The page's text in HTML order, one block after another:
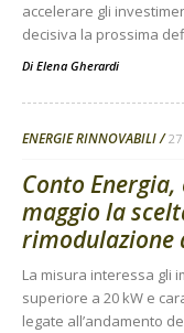
accelerare gli
decisiva la prossima
Di Elena Gherardi
ENERGIE RINNOVABILI
Conto
maggio la
rimodulazione
La misura interessa gli
superiore a 20 kW e
legate all’andamento